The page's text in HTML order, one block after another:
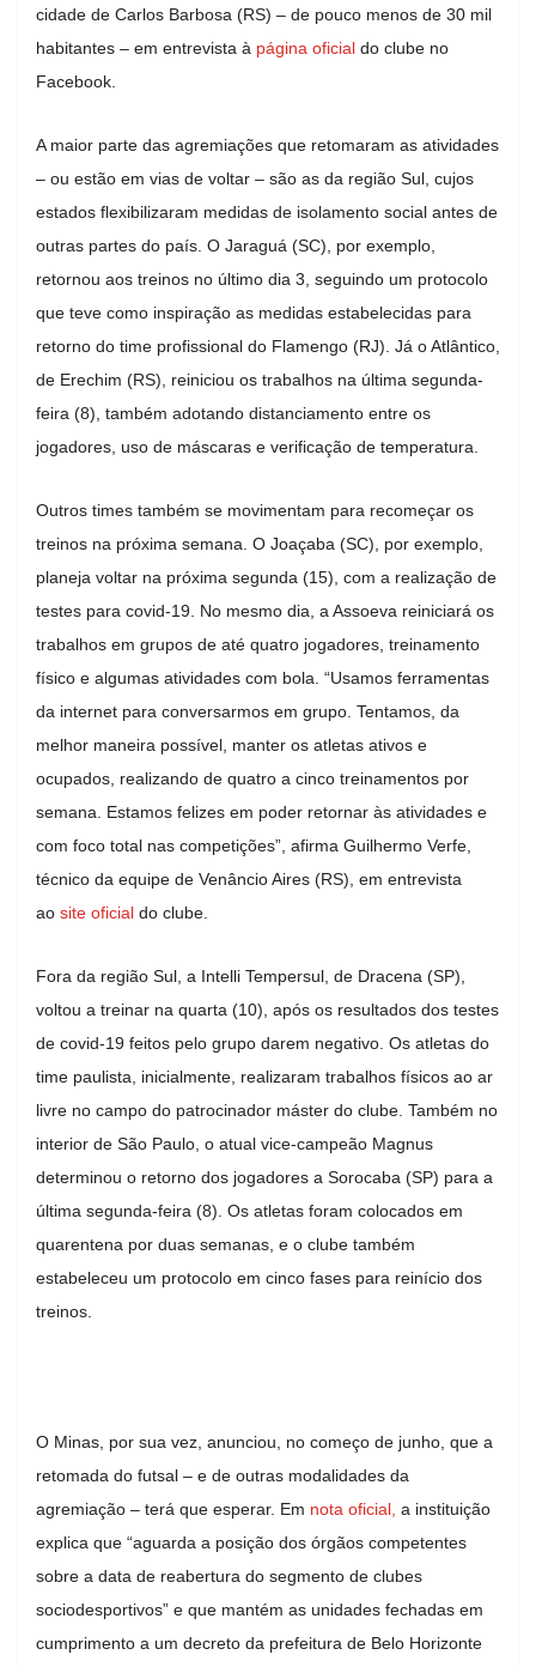
cidade de Carlos Barbosa (RS) – de pouco menos de 30 mil
habitantes – em entrevista à página oficial do clube no
Facebook.
A maior parte das agremiações que retomaram as atividades
– ou estão em vias de voltar – são as da região Sul, cujos
estados flexibilizaram medidas de isolamento social antes de
outras partes do país. O Jaraguá (SC), por exemplo,
retornou aos treinos no último dia 3, seguindo um protocolo
que teve como inspiração as medidas estabelecidas para
retorno do time profissional do Flamengo (RJ). Já o Atlântico,
de Erechim (RS), reiniciou os trabalhos na última segunda-
feira (8), também adotando distanciamento entre os
jogadores, uso de máscaras e verificação de temperatura.
Outros times também se movimentam para recomeçar os
treinos na próxima semana. O Joaçaba (SC), por exemplo,
planeja voltar na próxima segunda (15), com a realização de
testes para covid-19. No mesmo dia, a Assoeva reiniciará os
trabalhos em grupos de até quatro jogadores, treinamento
físico e algumas atividades com bola. “Usamos ferramentas
da internet para conversarmos em grupo. Tentamos, da
melhor maneira possível, manter os atletas ativos e
ocupados, realizando de quatro a cinco treinamentos por
semana. Estamos felizes em poder retornar às atividades e
com foco total nas competições”, afirma Guilhermo Verfe,
técnico da equipe de Venâncio Aires (RS), em entrevista
ao site oficial do clube.
Fora da região Sul, a Intelli Tempersul, de Dracena (SP),
voltou a treinar na quarta (10), após os resultados dos testes
de covid-19 feitos pelo grupo darem negativo. Os atletas do
time paulista, inicialmente, realizaram trabalhos físicos ao ar
livre no campo do patrocinador máster do clube. Também no
interior de São Paulo, o atual vice-campeão Magnus
determinou o retorno dos jogadores a Sorocaba (SP) para a
última segunda-feira (8). Os atletas foram colocados em
quarentena por duas semanas, e o clube também
estabeleceu um protocolo em cinco fases para reinício dos
treinos.
O Minas, por sua vez, anunciou, no começo de junho, que a
retomada do futsal – e de outras modalidades da
agremiação – terá que esperar. Em nota oficial, a instituição
explica que “aguarda a posição dos órgãos competentes
sobre a data de reabertura do segmento de clubes
sociodesportivos” e que mantém as unidades fechadas em
cumprimento a um decreto da prefeitura de Belo Horizonte